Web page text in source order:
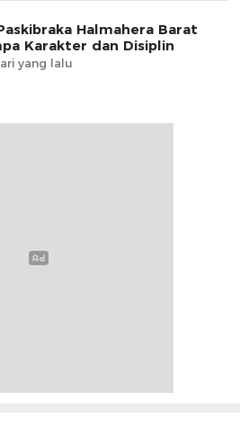
Halmahera Barat
Karakter dan Disiplin
yang lalu